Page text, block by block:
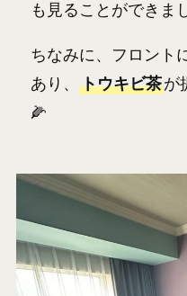
も見ることができま
ちなみに、フロント
あり、トウキビ茶が
🌽